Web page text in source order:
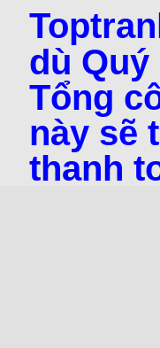
dù
Tổng
này sẽ
thanh